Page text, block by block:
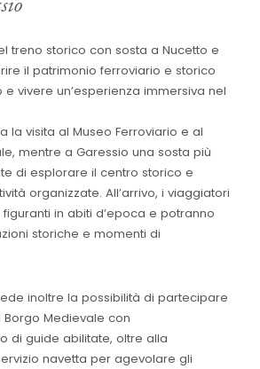
treno storico con sosta a Nucetto e
il patrimonio ferroviario e storico
e vivere un’esperienza immersiva nel
la visita al Museo Ferroviario e al
mentre a Garessio una sosta più
di esplorare il centro storico e
organizzate. All’arrivo, i viaggiatori
in abiti d’epoca e potranno
storiche e momenti di
inoltre la possibilità di partecipare
Medievale con
di guide abilitate, oltre alla
navetta per agevolare gli